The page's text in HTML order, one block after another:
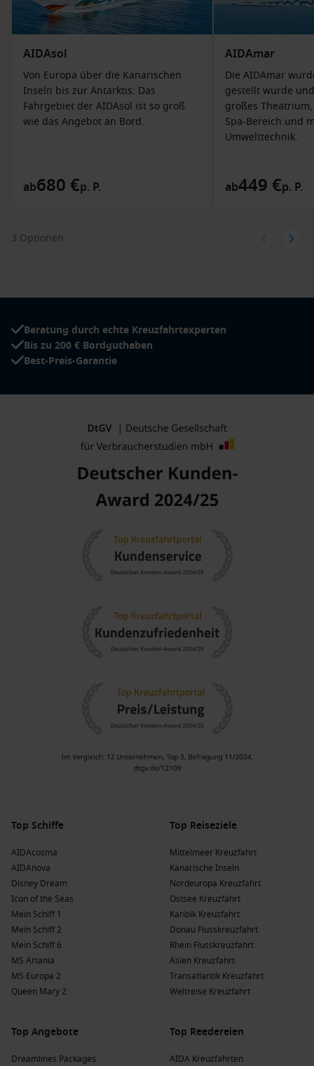
AIDAsol
Von Europa über die Kanarischen
Inseln bis zur Antarktis: Das
Fahrgebiet der AIDAsol ist so groß
wie das Angebot an Bord.
ab680 €p. P.
AIDAmar
Die AIDAmar
gestellt wurde
großes
Spa-Bereich und
Umwelttechnik.
ab449 €p. P.
3 Optionen
Beratung durch echte Kreuzfahrtexperten
Bis zu 200 € Bordguthaben
Best-Preis-Garantie
Top Schiffe
AIDAcosma
AIDAnova
Disney Dream
Icon of the Seas
Mein Schiff 1
Mein Schiff 2
Mein Schiff 6
MS Artania
MS Europa 2
Queen Mary 2
Top Reiseziele
Mittelmeer Kreuzfahrt
Kanarische Inseln
Nordeuropa Kreuzfahrt
Ostsee Kreuzfahrt
Karibik Kreuzfahrt
Donau Flusskreuzfahrt
Rhein Flusskreuzfahrt
Asien Kreuzfahrt
Transatlantik Kreuzfahrt
Weltreise Kreuzfahrt
Top Angebote
Dreamlines Packages
Top Reedereien
AIDA Kreuzfahrten